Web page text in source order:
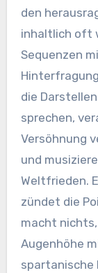
den
inhaltlich oft
Sequenzen
die
sprechen,
Versöhnung
und
Weltfrieden.
zündet die
macht
Augenhöhe